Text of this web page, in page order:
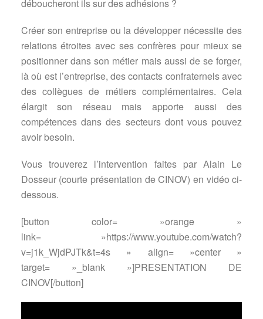
déboucheront ils sur des adhésions ?
Créer son entreprise ou la développer nécessite des
relations étroites avec ses confrères pour mieux se
positionner dans son métier mais aussi de se forger,
là où est l’entreprise, des contacts confraternels avec
des collègues de métiers complémentaires. Cela
élargit son réseau mais apporte aussi des
compétences dans des secteurs dont vous pouvez
avoir besoin.
Vous trouverez l’intervention faites par Alain Le
Dosseur (courte présentation de CINOV) en vidéo ci-
dessous.
[button color= »orange »
link= »https://www.youtube.com/watch?
v=j1k_WjdPJTk&t=4s » align= »center »
target= »_blank »]PRESENTATION DE
CINOV[/button]